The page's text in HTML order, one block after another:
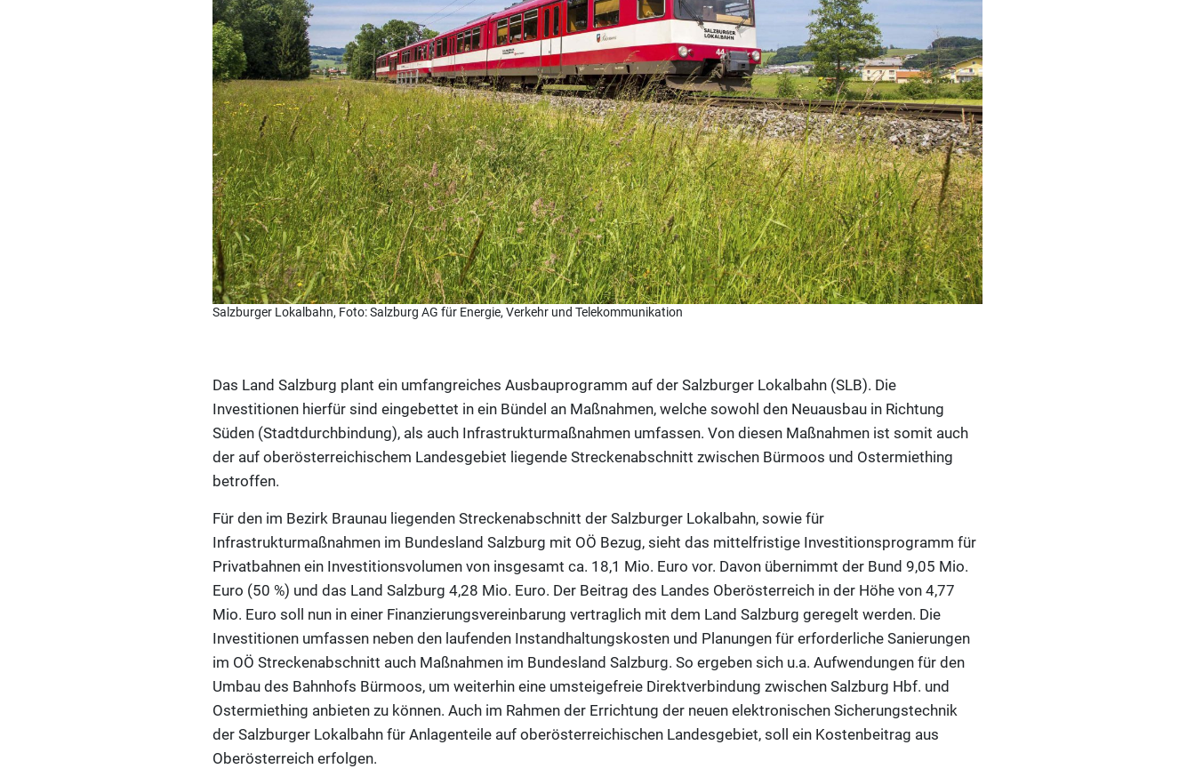
Salzburger Lokalbahn, Foto: Salzburg AG für Energie, Verkehr und Telekommunikation
Das Land Salzburg plant ein umfangreiches Ausbauprogramm auf der Salzburger Lokalbahn (SLB). Die
Investitionen hierfür sind eingebettet in ein Bündel an Maßnahmen, welche sowohl den Neuausbau in Richtung
Süden (Stadtdurchbindung), als auch Infrastrukturmaßnahmen umfassen. Von diesen Maßnahmen ist somit auch
der auf oberösterreichischem Landesgebiet liegende Streckenabschnitt zwischen Bürmoos und Ostermiething
betroffen.
Für den im Bezirk Braunau liegenden Streckenabschnitt der Salzburger Lokalbahn, sowie für
Infrastrukturmaßnahmen im Bundesland Salzburg mit OÖ Bezug, sieht das mittelfristige Investitionsprogramm für
Privatbahnen ein Investitionsvolumen von insgesamt ca. 18,1 Mio. Euro vor. Davon übernimmt der Bund 9,05 Mio.
Euro (50 %) und das Land Salzburg 4,28 Mio. Euro. Der Beitrag des Landes Oberösterreich in der Höhe von 4,77
Mio. Euro soll nun in einer Finanzierungsvereinbarung vertraglich mit dem Land Salzburg geregelt werden. Die
Investitionen umfassen neben den laufenden Instandhaltungskosten und Planungen für erforderliche Sanierungen
im OÖ Streckenabschnitt auch Maßnahmen im Bundesland Salzburg. So ergeben sich u.a. Aufwendungen für den
Umbau des Bahnhofs Bürmoos, um weiterhin eine umsteigefreie Direktverbindung zwischen Salzburg Hbf. und
Ostermiething anbieten zu können. Auch im Rahmen der Errichtung der neuen elektronischen Sicherungstechnik
der Salzburger Lokalbahn für Anlagenteile auf oberösterreichischen Landesgebiet, soll ein Kostenbeitrag aus
Oberösterreich erfolgen.